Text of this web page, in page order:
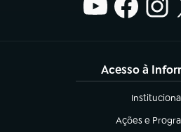
Acesso à
(abre em
Ações e
(abre em nova